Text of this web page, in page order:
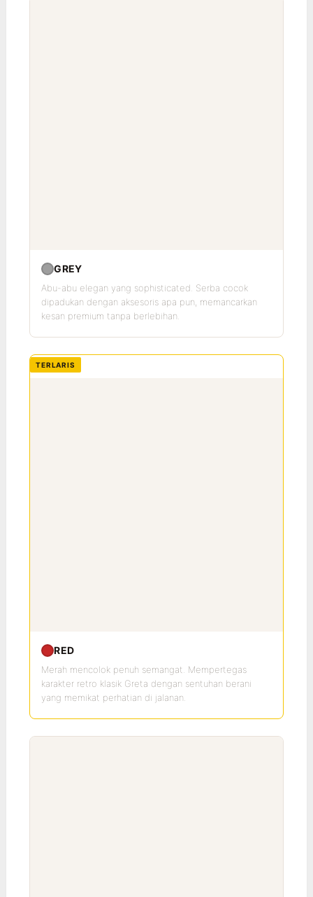
GREY
Abu-abu elegan yang sophisticated. Serba cocok
dipadukan dengan aksesoris apa pun, memancarkan
kesan premium tanpa berlebihan.
TERLARIS
RED
Merah mencolok penuh semangat. Mempertegas
karakter retro klasik Greta dengan sentuhan berani
yang memikat perhatian di jalanan.